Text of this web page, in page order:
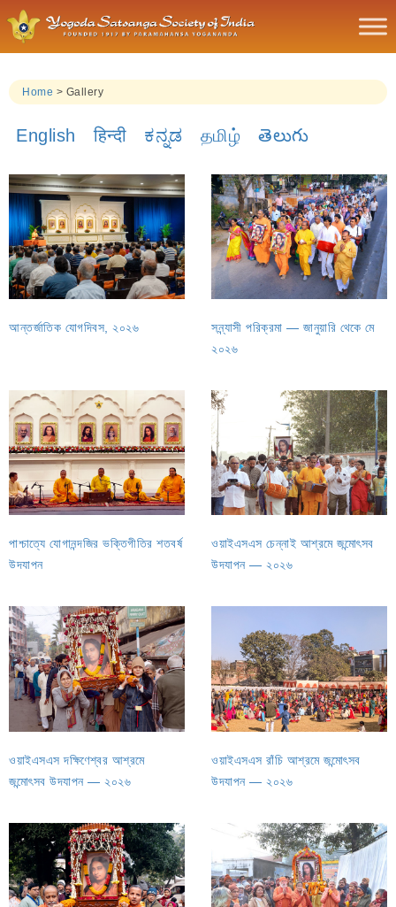
Home > Gallery
English हिन्दी ಕನ್ನಡ தமிழ் తెలుగు
আন্তর্জাতিক যোগদিবস, ২০২৬
সন্ন্যাসী পরিক্রমা — জানুয়ারি থেকে মে
২০২৬
পাশ্চাত্যে যোগানন্দজির ভক্তিগীতির শতবর্ষ
উদযাপন
ওয়াইএসএস চেন্নাই আশ্রমে জন্মোৎসব
উদযাপন — ২০২৬
ওয়াইএসএস দক্ষিণেশ্বর আশ্রমে
জন্মোৎসব উদ‌যাপন — ২০২৬
ওয়াইএসএস রাঁচি আশ্রমে জন্মোৎসব
উদযাপন — ২০২৬